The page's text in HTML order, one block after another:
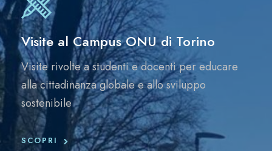
Visite al Campus ONU di Torino
Visite rivolte a studenti e docenti per educare
alla cittadinanza globale e allo sviluppo
sostenibile
SCOPRI